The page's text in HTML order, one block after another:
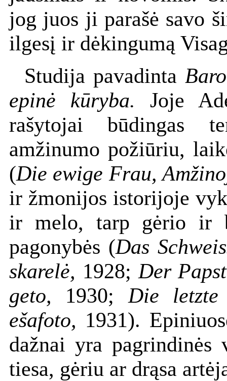
jog juos ji parašė savo
ilgesį ir dėkingumą
Studija pavadinta
epinė kūryba. Joje
rašytojai būdingas
amžinumo požiūriu,
(Die ewige Frau,
ir žmonijos istorijoje
ir melo, tarp gėrio ir
pagonybės (Das
skarelė, 1928; Der
geto, 1930; Die letzte
ešafoto, 1931).
dažnai yra
tiesa, gėriu ar drąsa